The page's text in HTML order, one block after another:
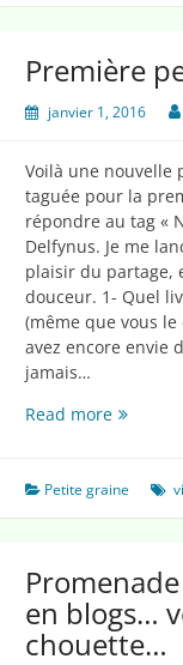
Première
janvier 1, 2016
Voilà une nouvelle
taguée pour la
répondre au tag «
Delfynus. Je me
plaisir du partage,
douceur. 1- Quel
(même que vous
avez encore envie
jamais…
Read morePremière
de
tag
Petite graine
en blogs…
chouette…